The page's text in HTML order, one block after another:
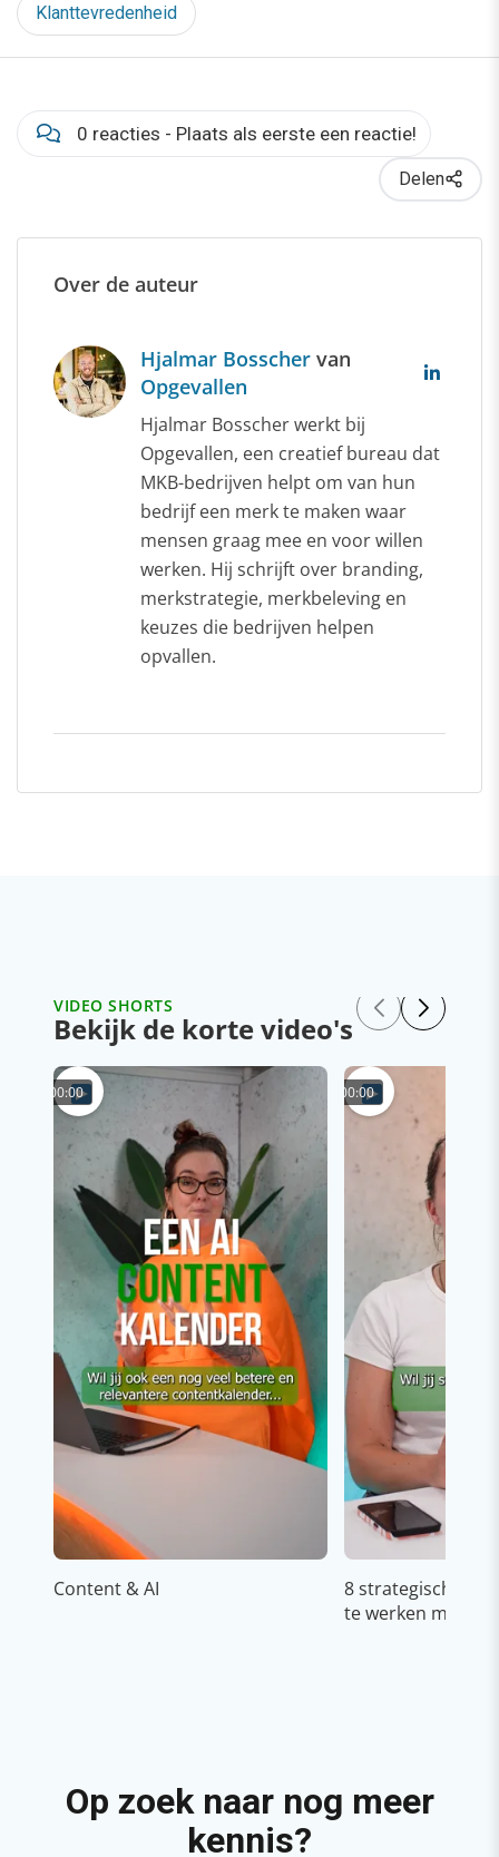
Klanttevredenheid
0 reacties - Plaats als eerste een reactie!
Delen
Over de auteur
Hjalmar Bosscher van
Opgevallen
Hjalmar Bosscher werkt bij
Opgevallen, een creatief bureau dat
MKB-bedrijven helpt om van hun
bedrijf een merk te maken waar
mensen graag mee en voor willen
werken. Hij schrijft over branding,
merkstrategie, merkbeleving en
keuzes die bedrijven helpen
opvallen.
VIDEO SHORTS
Bekijk de korte video's
00:00
Content & AI
00:00
8 strategische
te werken met
Op zoek naar nog meer
kennis?